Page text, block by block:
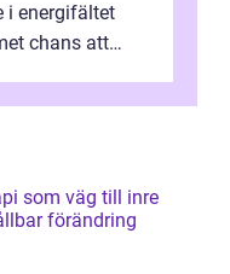
i energifältet
chans att
som väg till inre
förändring